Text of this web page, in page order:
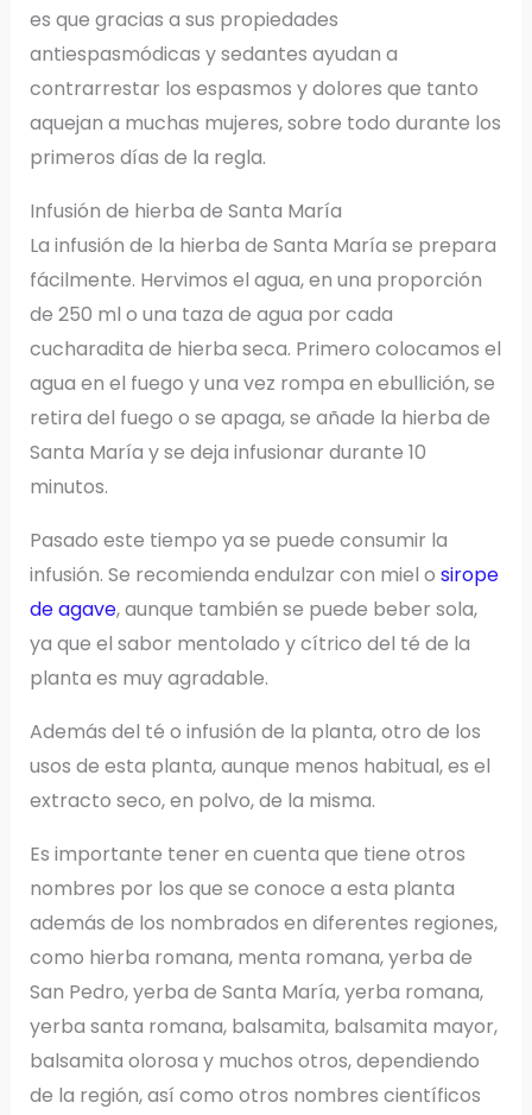
es que gracias a sus propiedades
antiespasmódicas y sedantes ayudan a
contrarrestar los espasmos y dolores que tanto
aquejan a muchas mujeres, sobre todo durante los
primeros días de la regla.
Infusión de hierba de Santa María
La infusión de la hierba de Santa María se prepara
fácilmente. Hervimos el agua, en una proporción
de 250 ml o una taza de agua por cada
cucharadita de hierba seca. Primero colocamos el
agua en el fuego y una vez rompa en ebullición, se
retira del fuego o se apaga, se añade la hierba de
Santa María y se deja infusionar durante 10
minutos.
Pasado este tiempo ya se puede consumir la
infusión. Se recomienda endulzar con miel o sirope
de agave, aunque también se puede beber sola,
ya que el sabor mentolado y cítrico del té de la
planta es muy agradable.
Además del té o infusión de la planta, otro de los
usos de esta planta, aunque menos habitual, es el
extracto seco, en polvo, de la misma.
Es importante tener en cuenta que tiene otros
nombres por los que se conoce a esta planta
además de los nombrados en diferentes regiones,
como hierba romana, menta romana, yerba de
San Pedro, yerba de Santa María, yerba romana,
yerba santa romana, balsamita, balsamita mayor,
balsamita olorosa y muchos otros, dependiendo
de la región, así como otros nombres científicos